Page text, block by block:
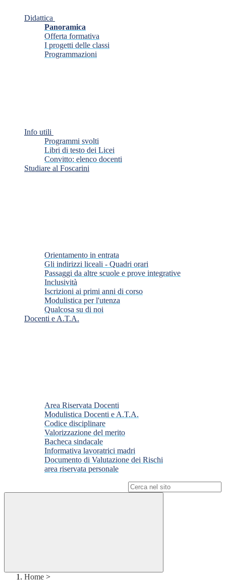
Didattica
Panoramica
Offerta formativa
I progetti delle classi
Programmazioni
Info utili
Programmi svolti
Libri di testo dei Licei
Convitto: elenco docenti
Studiare al Foscarini
Orientamento in entrata
Gli indirizzi liceali - Quadri orari
Passaggi da altre scuole e prove integrative
Inclusività
Iscrizioni ai primi anni di corso
Modulistica per l'utenza
Qualcosa su di noi
Docenti e A.T.A.
Area Riservata Docenti
Modulistica Docenti e A.T.A.
Codice disciplinare
Valorizzazione del merito
Bacheca sindacale
Informativa lavoratrici madri
Documento di Valutazione dei Rischi
area riservata personale
Home >